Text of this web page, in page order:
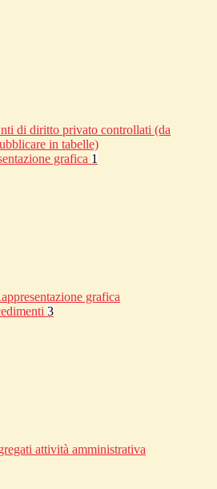
di diritto privato controllati (da
in tabelle)
grafica 1
grafica
3
attività amministrativa